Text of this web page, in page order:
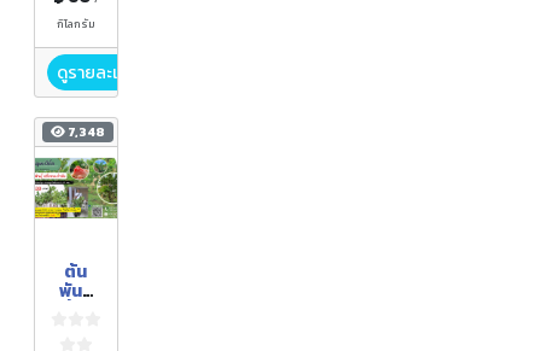
กิโลกรัม
ดูรายละเอียด
7,348
ต้น
พันธุ์